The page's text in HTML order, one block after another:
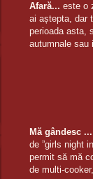
Afară... este o
ai aștepta, dar
perioada asta,
autumnale sau
Mă gândesc ...
de ”girls night
permit să mă
de multi-